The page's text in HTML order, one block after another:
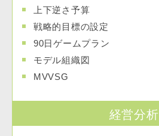
上下逆さ予算
戦略的目標の設定
90日ゲームプラン
モデル組織図
MVVSG
経営分析